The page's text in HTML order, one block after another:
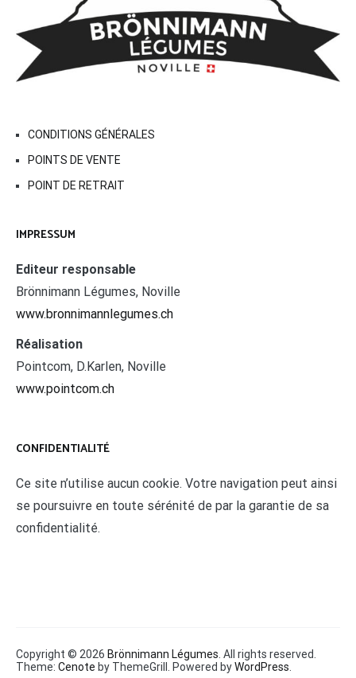
CONDITIONS GÉNÉRALES
POINTS DE VENTE
POINT DE RETRAIT
IMPRESSUM
Editeur responsable
Brönnimann Légumes, Noville
www.bronnimannlegumes.ch
Réalisation
Pointcom, D.Karlen, Noville
www.pointcom.ch
CONFIDENTIALITÉ
Ce site n’utilise aucun cookie. Votre navigation peut ainsi
se poursuivre en toute sérénité de par la garantie de sa
confidentialité.
Copyright © 2026 Brönnimann Légumes . All rights reserved.
Theme: Cenote by ThemeGrill. Powered byWordPress